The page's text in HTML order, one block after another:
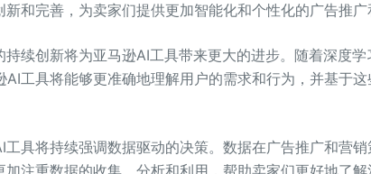
和完善，为卖家们提供更加智能化和个性化的广告推广
持续创新将为亚马逊AI工具带来更大的进步。随着深度
AI工具将能够更准确地理解用户的需求和行为，并基于
工具将持续强调数据驱动的决策。数据在广告推广和营
加注重数据的收集、分析和利用，帮助卖家们更好地了